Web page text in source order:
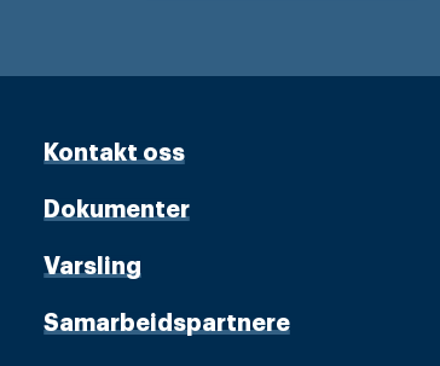
Kontakt oss
Dokumenter
Varsling
Samarbeidspartnere